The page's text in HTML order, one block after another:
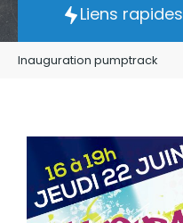
Liens rapides
Inauguration pumptrack